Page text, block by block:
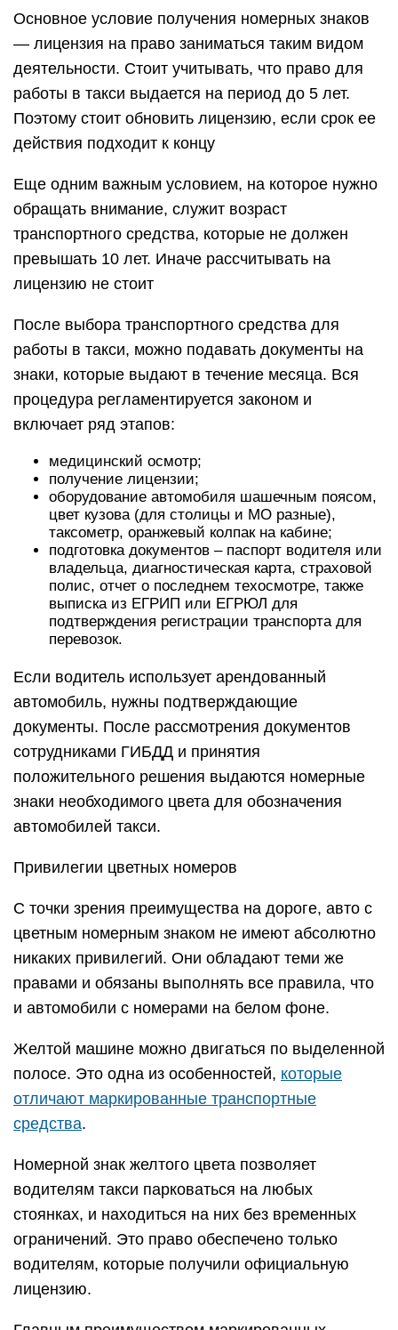
Основное условие получения номерных знаков
— лицензия на право заниматься таким видом
деятельности. Стоит учитывать, что право для
работы в такси выдается на период до 5 лет.
Поэтому стоит обновить лицензию, если срок ее
действия подходит к концу
Еще одним важным условием, на которое нужно
обращать внимание, служит возраст
транспортного средства, которые не должен
превышать 10 лет. Иначе рассчитывать на
лицензию не стоит
После выбора транспортного средства для
работы в такси, можно подавать документы на
знаки, которые выдают в течение месяца. Вся
процедура регламентируется законом и
включает ряд этапов:
медицинский осмотр;
получение лицензии;
оборудование автомобиля шашечным поясом,
цвет кузова (для столицы и МО разные),
таксометр, оранжевый колпак на кабине;
подготовка документов – паспорт водителя или
владельца, диагностическая карта, страховой
полис, отчет о последнем техосмотре, также
выписка из ЕГРИП или ЕГРЮЛ для
подтверждения регистрации транспорта для
перевозок.
Если водитель использует арендованный
автомобиль, нужны подтверждающие
документы. После рассмотрения документов
сотрудниками ГИБДД и принятия
положительного решения выдаются номерные
знаки необходимого цвета для обозначения
автомобилей такси.
Привилегии цветных номеров
С точки зрения преимущества на дороге, авто с
цветным номерным знаком не имеют абсолютно
никаких привилегий. Они обладают теми же
правами и обязаны выполнять все правила, что
и автомобили с номерами на белом фоне.
Желтой машине можно двигаться по выделенной
полосе. Это одна из особенностей, которые
отличают маркированные транспортные
средства.
Номерной знак желтого цвета позволяет
водителям такси парковаться на любых
стоянках, и находиться на них без временных
ограничений. Это право обеспечено только
водителям, которые получили официальную
лицензию.